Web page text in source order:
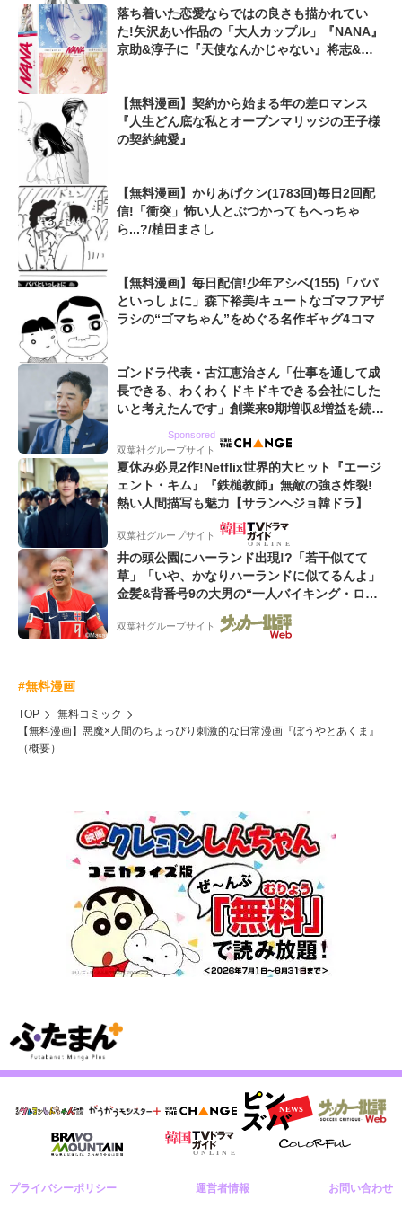
落ち着いた恋愛ならではの良さも描かれてい
た!矢沢あい作品の「大人カップル」『NANA』
京助&淳子に『天使なんかじゃない』将志&博
【無料漫画】契約から始まる年の差ロマンス
『人生どん底な私とオープンマリッジの王子様
の契約純愛』
【無料漫画】かりあげクン(1783回)毎日2回配
信!「衝突」怖い人とぶつかってもへっちゃ
ら...?/植田まさし
【無料漫画】毎日配信!少年アシベ(155)「パパ
といっしょに」森下裕美/キュートなゴマフアザ
ラシの“ゴマちゃん”をめぐる名作ギャグ4コマ
ゴンドラ代表・古江恵治さん「仕事を通して成
長できる、わくわくドキドキできる会社にした
いと考えたんです」創業来9期増収&増益を続け
Sponsored
双葉社グループサイト
夏休み必見2作!Netflix世界的大ヒット『エージ
ェント・キム』『鉄槌教師』無敵の強さ炸裂!
熱い人間描写も魅力【サランヘジョ韓ドラ】
双葉社グループサイト
井の頭公園にハーランド出現!?「若干似てて
草」「いや、かなりハーランドに似てるんよ」
金髪&背番号9の大男の“一人バイキング・ロ
ー”映像が話題!「元気をもらった」
双葉社グループサイト
#無料漫画
TOP
無料コミック
【無料漫画】悪魔×人間のちょっぴり刺激的な日常漫画『ぼうやとあくま』
（概要）
プライバシーポリシー 運営者情報 お問い合わせ